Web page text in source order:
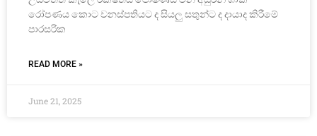
රෝපණය කොට වනස්පතියට ද සියලු සතුන්ට ද දායාද කිරීමේ
පාරසරික
READ MORE »
June 21, 2025